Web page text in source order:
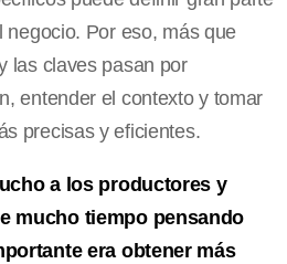
negocio. Por eso, más que
las claves pasan por
entender el contexto y tomar
precisas y eficientes.
a los productores y
mucho tiempo pensando
era obtener más